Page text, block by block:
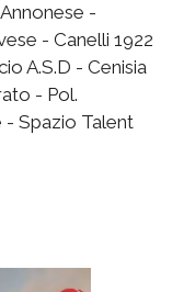
-
- Canelli 1922
A.S.D - Cenisia
- Pol.
- Spazio Talent